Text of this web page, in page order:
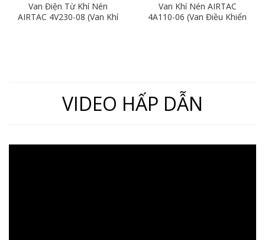
Van Điện Từ Khí Nén
AIRTAC 4V230-08 (Van Khí
Van Khí Nén AIRTAC
4A110-06 (Van Điều Khiển
VIDEO HẤP DẪN